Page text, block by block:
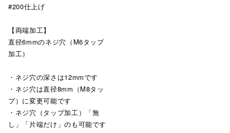
#200仕上げ
【両端加工】
直径6mmのネジ穴（M6タップ
加工）
・ネジ穴の深さは12mmです
・ネジ穴は直径8mm（M8タッ
プ）に変更可能です
・ネジ穴（タップ加工）「無
し」「片端だけ」のも可能です